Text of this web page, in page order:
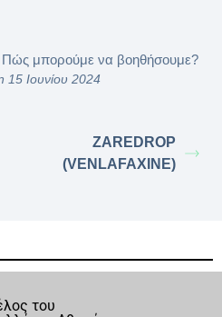
μπορούμε να βοηθήσουμε?
15 Ιουνίου 2024
ZAREDROP
(VENLAFAXINE)
του